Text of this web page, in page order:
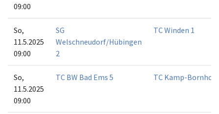
09:00
So,
11.5.2025
09:00
SG
Welschneudorf/Hübingen
2
TC Winden 1
So,
11.5.2025
09:00
TC BW Bad Ems 5 TC Kamp-